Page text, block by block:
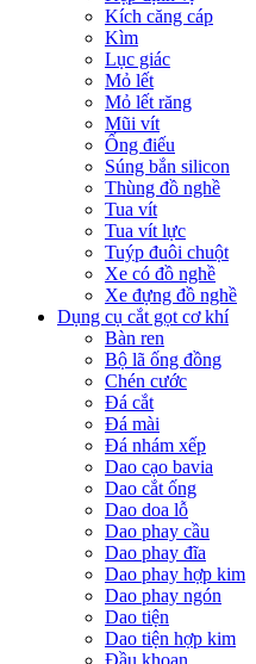
Kích căng cáp
Kìm
Lục giác
Mỏ lết
Mỏ lết răng
Mũi vít
Ống điếu
Súng bắn silicon
Thùng đồ nghề
Tua vít
Tua vít lực
Tuýp đuôi chuột
Xe có đồ nghề
Xe đựng đồ nghề
Dụng cụ cắt gọt cơ khí
Bàn ren
Bộ lã ống đồng
Chén cước
Đá cắt
Đá mài
Đá nhám xếp
Dao cạo bavia
Dao cắt ống
Dao doa lỗ
Dao phay cầu
Dao phay đĩa
Dao phay hợp kim
Dao phay ngón
Dao tiện
Dao tiện hợp kim
Đầu khoan